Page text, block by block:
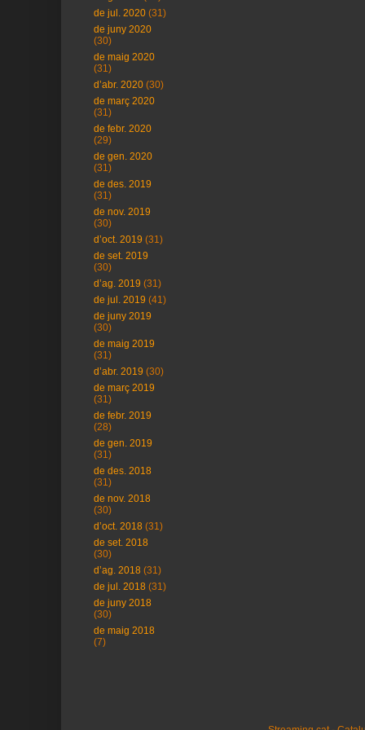
de jul. 2020 (31)
de juny 2020
(30)
de maig 2020
(31)
d’abr. 2020 (30)
de març 2020
(31)
de febr. 2020
(29)
de gen. 2020
(31)
de des. 2019
(31)
de nov. 2019
(30)
d’oct. 2019 (31)
de set. 2019
(30)
d’ag. 2019 (31)
de jul. 2019 (41)
de juny 2019
(30)
de maig 2019
(31)
d’abr. 2019 (30)
de març 2019
(31)
de febr. 2019
(28)
de gen. 2019
(31)
de des. 2018
(31)
de nov. 2018
(30)
d’oct. 2018 (31)
de set. 2018
(30)
d’ag. 2018 (31)
de jul. 2018 (31)
de juny 2018
(30)
de maig 2018
(7)